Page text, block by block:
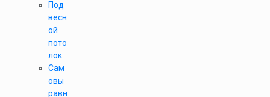
Под
весн
ой
пото
лок
Сам
овы
равн